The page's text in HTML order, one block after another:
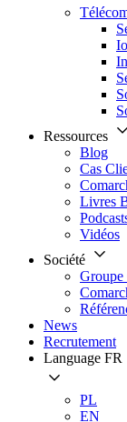
Ressources
Blog
Cas
Livres
Vidéos
Société
Groupe
News
Recrutement
Language FR
PL
EN